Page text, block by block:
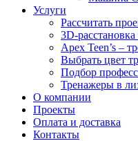
Услуги
Рассчитать
3D-
Apex Teen’s –
Выбрать цвет
Подбор
Тренажеры в
О компании
Проекты
Оплата и доставка
Контакты